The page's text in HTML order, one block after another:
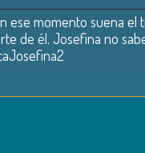
ese momento suena
de él. Josefina no